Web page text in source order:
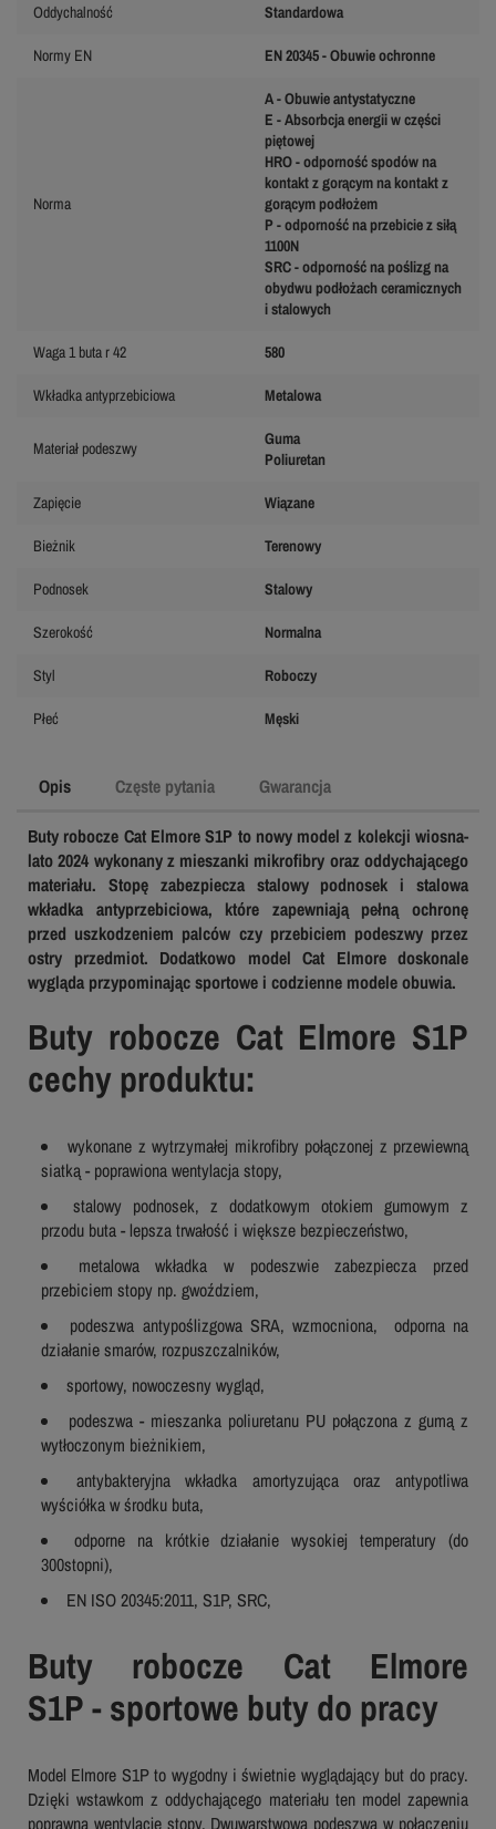
Opis Częste pytania Gwarancja
Buty robocze Cat Elmore S1P to nowy model z kolekcji wiosna-
lato 2024 wykonany z mieszanki mikrofibry oraz oddychającego
materiału. Stopę zabezpiecza stalowy podnosek i stalowa
wkładka antyprzebiciowa, które zapewniają pełną ochronę
przed uszkodzeniem palców czy przebiciem podeszwy przez
ostry przedmiot. Dodatkowo model Cat Elmore doskonale
wygląda przypominając sportowe i codzienne modele obuwia.
Buty robocze Cat Elmore S1P
cechy produktu:
wykonane z wytrzymałej mikrofibry połączonej z przewiewną
siatką - poprawiona wentylacja stopy,
stalowy podnosek, z dodatkowym otokiem gumowym z
przodu buta - lepsza trwałość i większe bezpieczeństwo,
metalowa wkładka w podeszwie zabezpiecza przed
przebiciem stopy np. gwoździem,
podeszwa antypoślizgowa SRA, wzmocniona, odporna na
działanie smarów, rozpuszczalników,
sportowy, nowoczesny wygląd,
podeszwa - mieszanka poliuretanu PU połączona z gumą z
wytłoczonym bieżnikiem,
antybakteryjna wkładka amortyzująca oraz antypotliwa
wyściółka w środku buta,
odporne na krótkie działanie wysokiej temperatury (do
300stopni),
EN ISO 20345:2011, S1P, SRC,
Buty robocze Cat Elmore
S1P - sportowe buty do pracy
Model Elmore S1P to wygodny i świetnie wyglądający but do pracy.
Dzięki wstawkom z oddychającego materiału ten model zapewnia
poprawną wentylację stopy. Dwuwarstwowa podeszwa w połączeniu
Oddychalność Standardowa
Normy EN EN 20345 - Obuwie ochronne
Norma
A - Obuwie antystatyczne
E - Absorbcja energii w części
piętowej
HRO - odporność spodów na
kontakt z gorącym na kontakt z
gorącym podłożem
P - odporność na przebicie z siłą
1100N
SRC - odporność na poślizg na
obydwu podłożach ceramicznych
i stalowych
Waga 1 buta r 42 580
Wkładka antyprzebiciowa Metalowa
Materiał podeszwy
Guma
Poliuretan
Zapięcie Wiązane
Bieżnik Terenowy
Podnosek Stalowy
Szerokość Normalna
Styl Roboczy
Płeć Męski